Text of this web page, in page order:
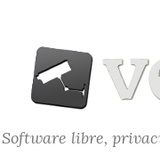
Software libre,